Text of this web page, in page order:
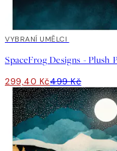
40%*
VYBRANÍ UMĚLCI
299,40 Kč499 Kč